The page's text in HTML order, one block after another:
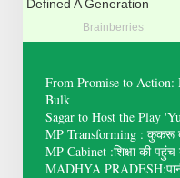
From Promise to Action:
Bulk
Sagar to Host the Play
MP Transforming : कुकरू
MP Cabinet :शिक्षा की
MADHYA